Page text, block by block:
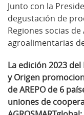
Junto con la
degustación de
Regiones socias de
agroalimentarias
La edición 2023
y Origen
de AREPO de 6
uniones de